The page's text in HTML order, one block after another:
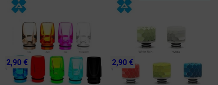
2,90 € 2,90 €